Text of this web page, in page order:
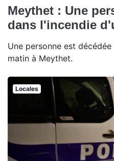
Meythet : Une
dans l'incendie
Une personne est
matin à Meythet.
Locales